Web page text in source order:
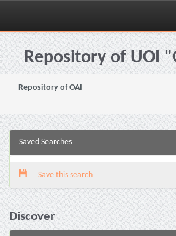
Skip
navigationRepository of UOI
Repository of OAI
Saved Searches
Save this search
Discover